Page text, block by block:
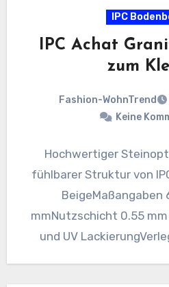
IPC
IPC Achat
zum
Fashion-WohnTrend
Keine
Hochwertiger
fühlbarer Struktur von
BeigeMaßangaben
mmNutzschicht 0.55
und UV